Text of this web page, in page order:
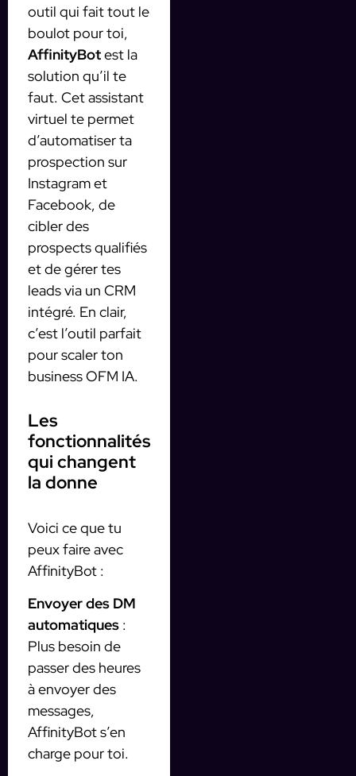
outil qui fait tout le
boulot pour toi,
AffinityBotest la
solution qu’il te
faut. Cet assistant
virtuel te permet
d’automatiser ta
prospection sur
Instagram et
Facebook, de
cibler des
prospects qualifiés
et de gérer tes
leads via un CRM
intégré. En clair,
c’est l’outil parfait
pour scaler ton
business OFM IA.
Les
fonctionnalités
qui changent
la donne
Voici ce que tu
peux faire avec
AffinityBot :
Envoyer des DM
automatiques :
Plus besoin de
passer des heures
à envoyer des
messages,
AffinityBot s’en
charge pour toi.